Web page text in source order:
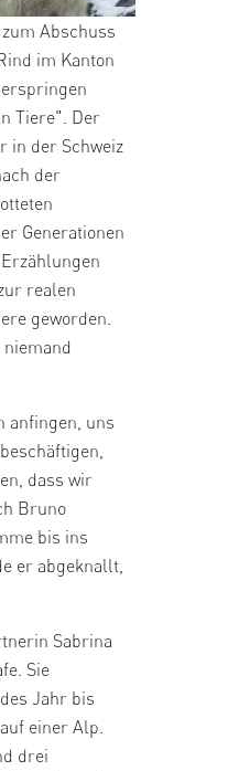
Abschuss
im Kanton
Tiere". Der
in der Schweiz
der
Generationen
realen
geworden.
anfingen, uns
dass wir
Bruno
bis ins
er abgeknallt,
Sabrina
Sie
Jahr bis
einer Alp.
drei